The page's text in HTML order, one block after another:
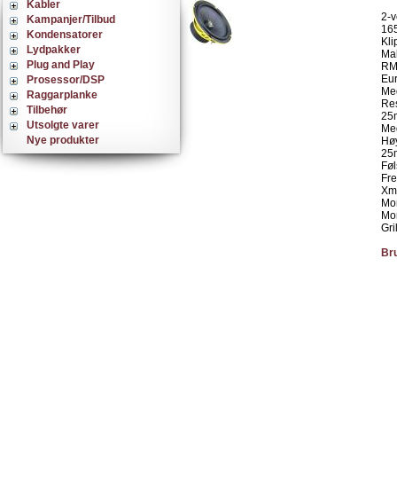
Kabler
Kampanjer/Tilbud
Kondensatorer
Lydpakker
Plug and Play
Prosessor/DSP
Raggarplanke
Tilbehør
Utsolgte varer
Nye produkter
2-